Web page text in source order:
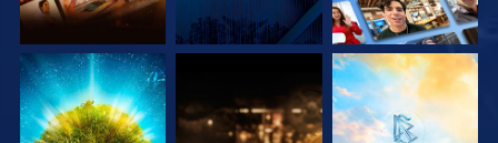
DÉCOUVRIR LES
DÉCOUVRIR LES
DÉCOUVRIR LES